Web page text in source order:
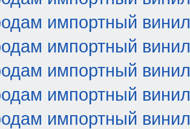
импортный винил
импортный винил
импортный винил
импортный винил
импортный винил